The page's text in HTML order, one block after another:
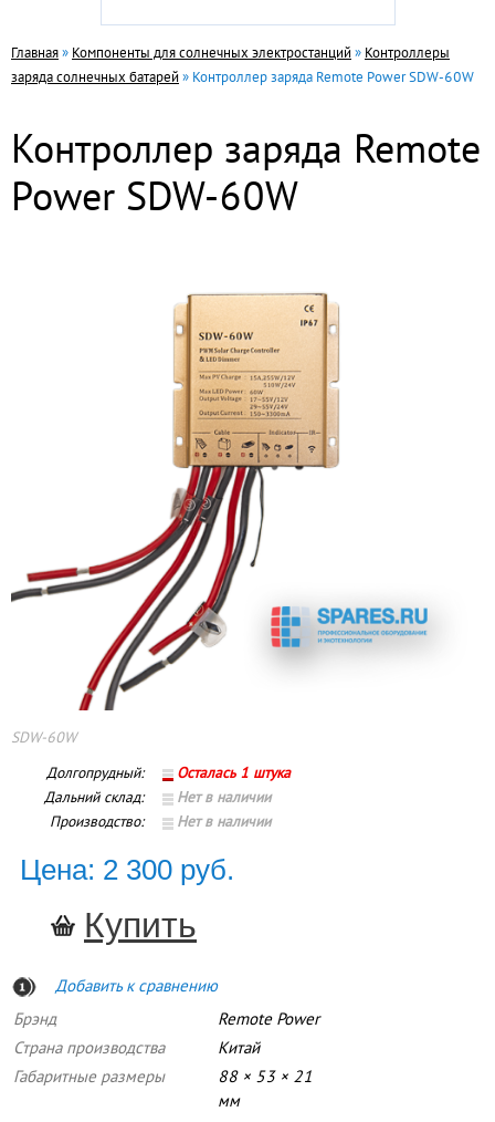
Главная » Компоненты для солнечных электростанций » Контроллеры
заряда солнечных батарей » Контроллер заряда Remote Power SDW-60W
Контроллер заряда Remote
Power SDW-60W
SDW-60W
Долгопрудный:
Осталась 1 штука
Дальний склад:
Нет в наличии
Производство:
Нет в наличии
Цена: 2 300 руб.
Добавить к сравнению
Брэнд
Remote Power
Страна производства
Китай
Габаритные размеры
88 × 53 × 21
мм